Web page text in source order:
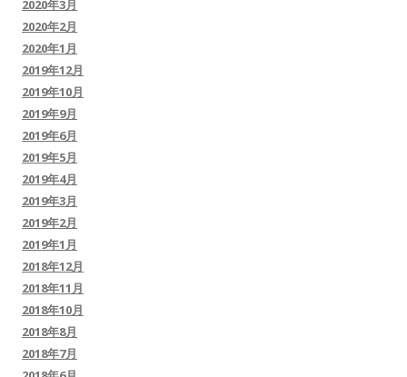
2020年3月
2020年2月
2020年1月
2019年12月
2019年10月
2019年9月
2019年6月
2019年5月
2019年4月
2019年3月
2019年2月
2019年1月
2018年12月
2018年11月
2018年10月
2018年8月
2018年7月